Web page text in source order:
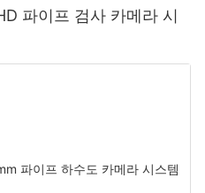
파이프 검사 카메라 시